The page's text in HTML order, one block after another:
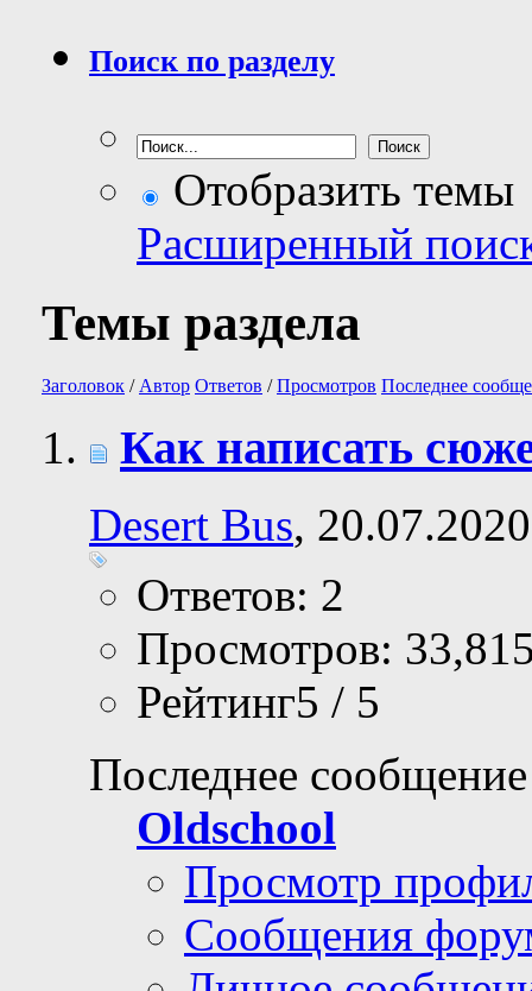
Поиск по разделу
Отобразить темы
Расширенный
Темы раздела
Заголовок / Автор Ответов /Просмотров Последнее
Как написать
Desert Bus,
Ответов: 2
Просмотров:
Рейтинг5 / 5
Последнее
Oldschool
Просмотр
Сообщения